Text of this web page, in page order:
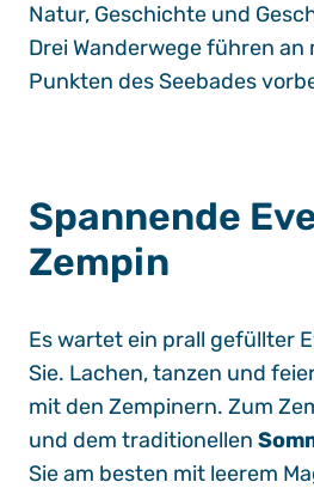
Natur, Geschichte und
Drei Wanderwege führen an
Punkten des Seebades
Spannende
Zempin
Es wartet ein prall gefüllter
Sie. Lachen, tanzen und
mit den Zempinern. Zum
und dem traditionellen
Sie am besten mit leerem